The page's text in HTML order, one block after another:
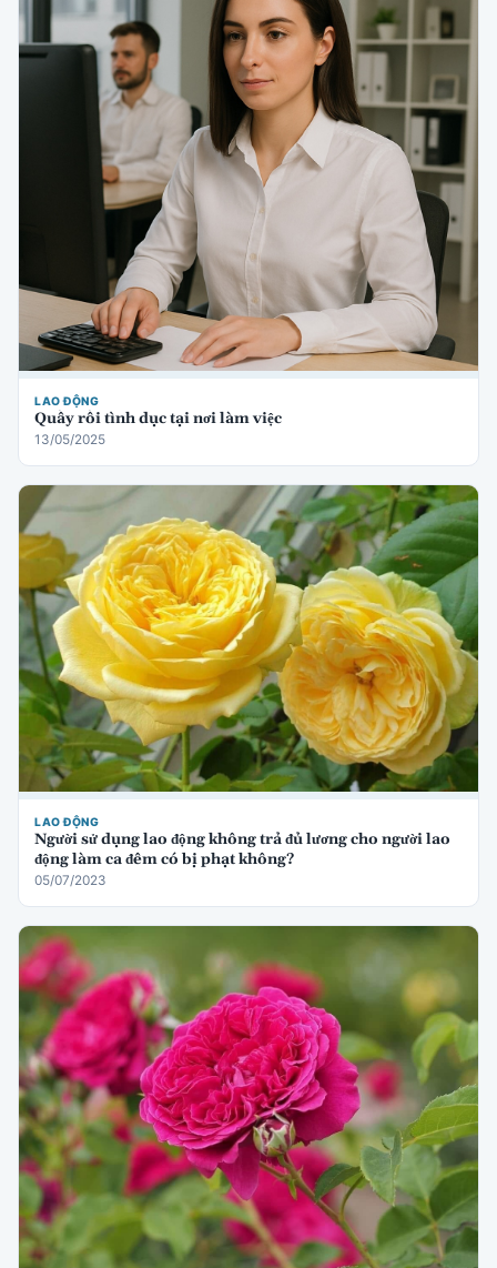
LAO ĐỘNG
Quấy rối tình dục tại nơi làm việc
13/05/2025
LAO ĐỘNG
Người sử dụng lao động không trả đủ lương cho người lao
động làm ca đêm có bị phạt không?
05/07/2023